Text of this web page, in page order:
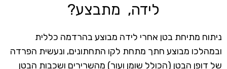
לידה, מתבצע?
ניתוח מתיחת בטן אחרי לידה מבוצע בהרדמה כללית
ובמהלכו מבוצע חתך מתחת לקו התחתונים, ונעשית הפרדה
של דופן הבטן (הכולל שומן ועור) מהשרירים ושכבות הבטן